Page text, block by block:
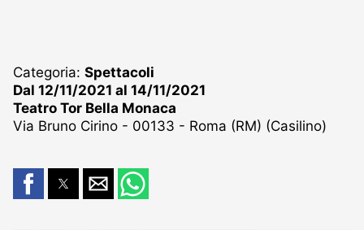
Categoria: Spettacoli
Dal 12/11/2021 al 14/11/2021
Teatro Tor Bella Monaca
Via Bruno Cirino - 00133 - Roma (RM) (Casilino)